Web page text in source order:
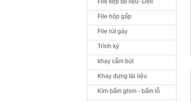
File kẹp tài liệu- Deli
File hộp gấp
File rút gáy
Trình ký
khay cắm bút
Khay đựng tài liệu
Kìm bấm ghim - bấm lỗ